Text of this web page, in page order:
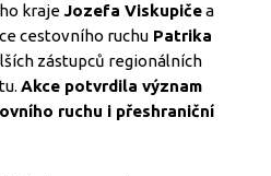
kraje Jozefa Viskupičea
cestovního ruchu Patrika
zástupců regionálních
Akce potvrdila význam
ruchu i přeshraniční